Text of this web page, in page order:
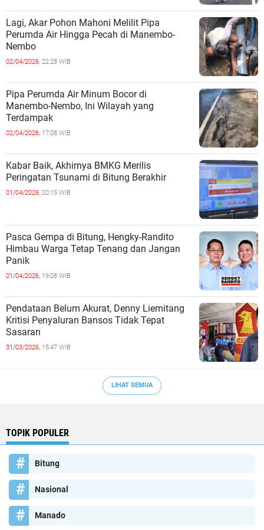
Lagi, Akar Pohon Mahoni Melilit Pipa
Perumda Air Hingga Pecah di Manembo-
Nembo
02/04/2026, 22:28 WIB
Pipa Perumda Air Minum Bocor di
Manembo-Nembo, Ini Wilayah yang
Terdampak
02/04/2026, 17:08 WIB
Kabar Baik, Akhirnya BMKG Merilis
Peringatan Tsunami di Bitung Berakhir
01/04/2026, 20:15 WIB
Pasca Gempa di Bitung, Hengky-Randito
Himbau Warga Tetap Tenang dan Jangan
Panik
01/04/2026, 19:08 WIB
Pendataan Belum Akurat, Denny Liemitang
Kritisi Penyaluran Bansos Tidak Tepat
Sasaran
31/03/2026, 15:47 WIB
LIHAT SEMUA
TOPIK POPULER
Bitung
Nasional
Manado